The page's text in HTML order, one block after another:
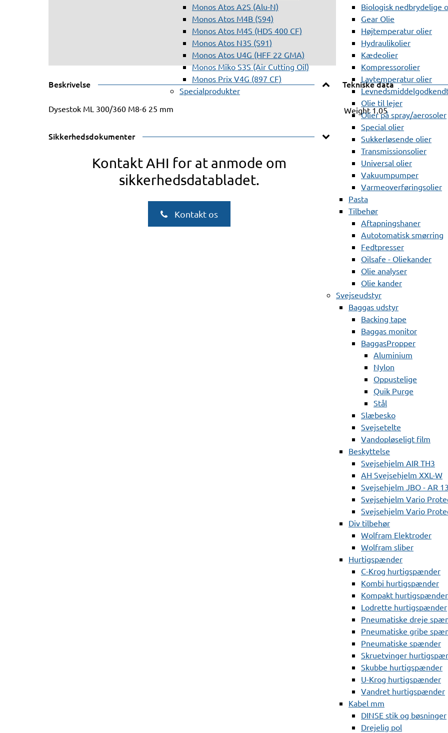
Monos Atos A2S (Alu-N)
Monos Atos M4B (S94)
Monos Atos M4S (HDS 400 CF)
Monos Atos N3S (S91)
Monos Atos U4G (HFF 22 GMA)
Monos Miko S3S (Air Cutting Oil)
Monos Prix V4G (897 CF)
Specialprodukter
Biologisk nedbrydelige
Gear Olie
Højtemperatur olier
Hydraulikolier
Kædeolier
Kompressorolier
Lavtemperatur olier
Olie til lejer
Olier på spray/aerosoler
Special olier
Sukkerløsende olier
Transmissionsolier
Universal olier
Vakuumpumper
Varmeoverføringsolier
Pasta
Tilbehør
Aftapningshaner
Autotomatisk smørring
Fedtpresser
Oilsafe - Oliekander
Olie analyser
Olie kander
Svejseudstyr
Baggas udstyr
Backing tape
Baggas monitor
BaggasPropper
Aluminium
Nylon
Oppustelige
Quik Purge
Stål
Slæbesko
Svejsetelte
Vandopløseligt film
Beskyttelse
Svejsehjelm AIR TH3
AH Svejsehjelm XXL-W
Svejsehjelm JBO - AR
Svejsehjelm Vario
Svejsehjelm Vario
Div tilbehør
Wolfram Elektroder
Wolfram sliber
Hurtigspænder
C-Krog hurtigspænder
Kombi hurtigspænder
Kompakt hurtigspænder
Lodrette hurtigspænder
Pneumatiske dreje
Pneumatiske gribe
Pneumatiske spænder
Skruetvinger
Skubbe hurtigspænder
U-Krog hurtigspænder
Vandret hurtigspænder
Kabel mm
DINSE stik og bøsninger
Drejelig pol
Beskrivelse
Dysestok ML 300/360 M8-6 25 mm
Tekniske data
Weight 1.05
Sikkerhedsdokumenter
Kontakt AHI for at anmode om
sikkerhedsdatabladet.
Kontakt os